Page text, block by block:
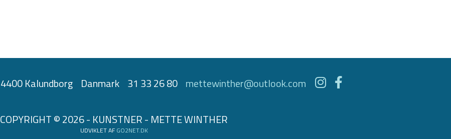
4400 Kalundborg Danmark 31 33 26 80 mettewinther@outlook.com
COPYRIGHT © 2026 - KUNSTNER - METTE WINTHER
UDVIKLET AF GO2NET.DK